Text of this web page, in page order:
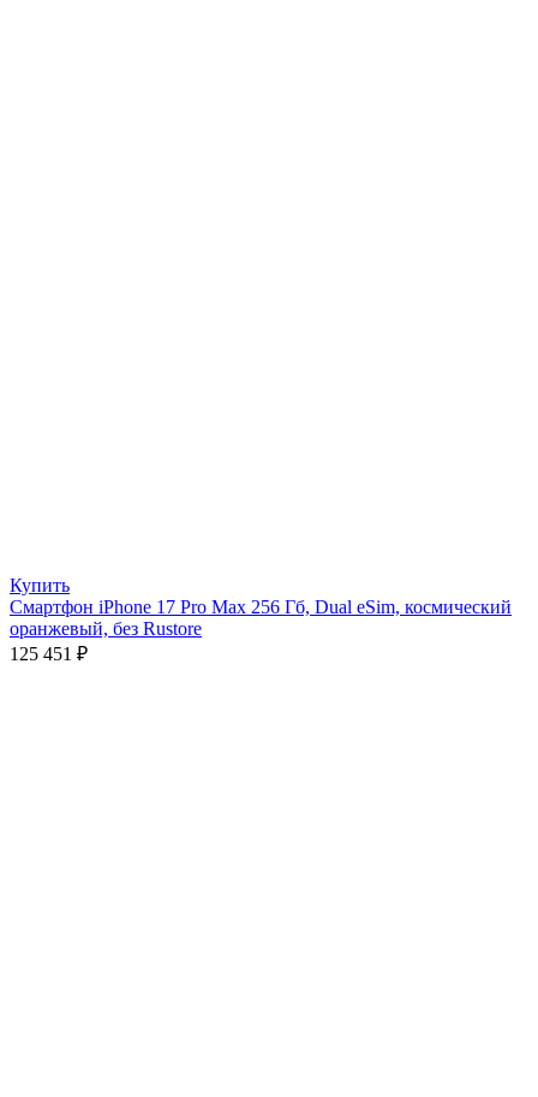
Купить
Смартфон iPhone 17 Pro Max 256 Гб, Dual eSim, космический
оранжевый, без Rustore
125 451 ₽